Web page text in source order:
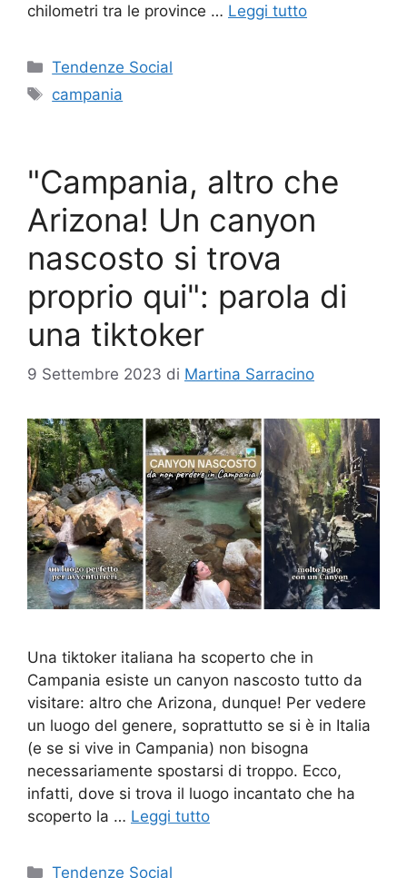
chilometri tra le province … Leggi tutto
Categorie
Tendenze Social
Tag
campania
"Campania, altro che
Arizona! Un canyon
nascosto si trova
proprio qui": parola di
una tiktoker
9 Settembre 2023 di Martina Sarracino
Una tiktoker italiana ha scoperto che in
Campania esiste un canyon nascosto tutto da
visitare: altro che Arizona, dunque! Per vedere
un luogo del genere, soprattutto se si è in Italia
(e se si vive in Campania) non bisogna
necessariamente spostarsi di troppo. Ecco,
infatti, dove si trova il luogo incantato che ha
scoperto la … Leggi tutto
Categorie
Tendenze Social